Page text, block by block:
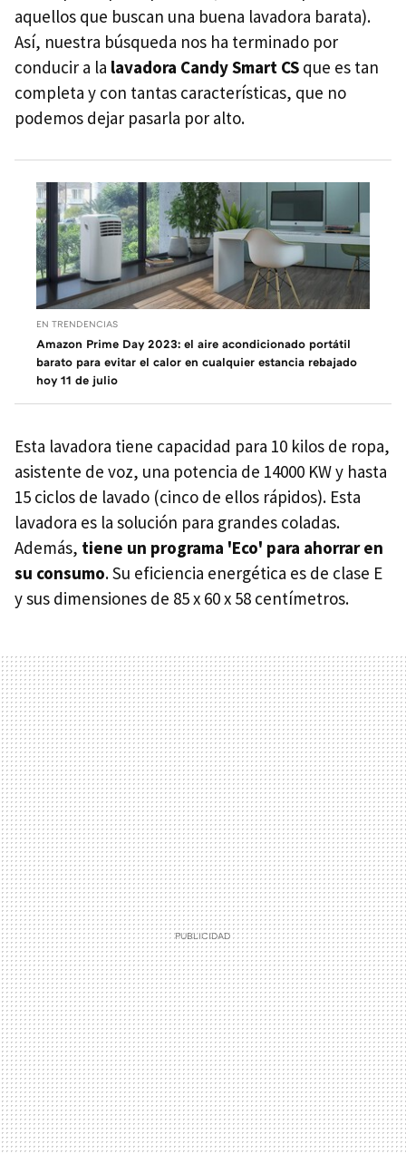
aquellos que buscan una buena lavadora barata).
Así, nuestra búsqueda nos ha terminado por
conducir a la lavadora Candy Smart CS que es tan
completa y con tantas características, que no
podemos dejar pasarla por alto.
EN TRENDENCIAS
Amazon Prime Day 2023: el aire acondicionado portátil
barato para evitar el calor en cualquier estancia rebajado
hoy 11 de julio
Esta lavadora tiene capacidad para 10 kilos de ropa,
asistente de voz, una potencia de 14000 KW y hasta
15 ciclos de lavado (cinco de ellos rápidos). Esta
lavadora es la solución para grandes coladas.
Además, tiene un programa 'Eco' para ahorrar en
su consumo. Su eficiencia energética es de clase E
y sus dimensiones de 85 x 60 x 58 centímetros.